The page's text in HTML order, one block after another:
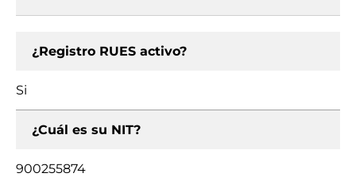
¿Registro RUES activo?
Si
¿Cuál es su NIT?
900255874